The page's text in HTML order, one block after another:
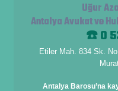
Uğur
Antalya Avukat ve
☎️ 0
Etiler Mah. 834 Sk.
Antalya Barosu’na